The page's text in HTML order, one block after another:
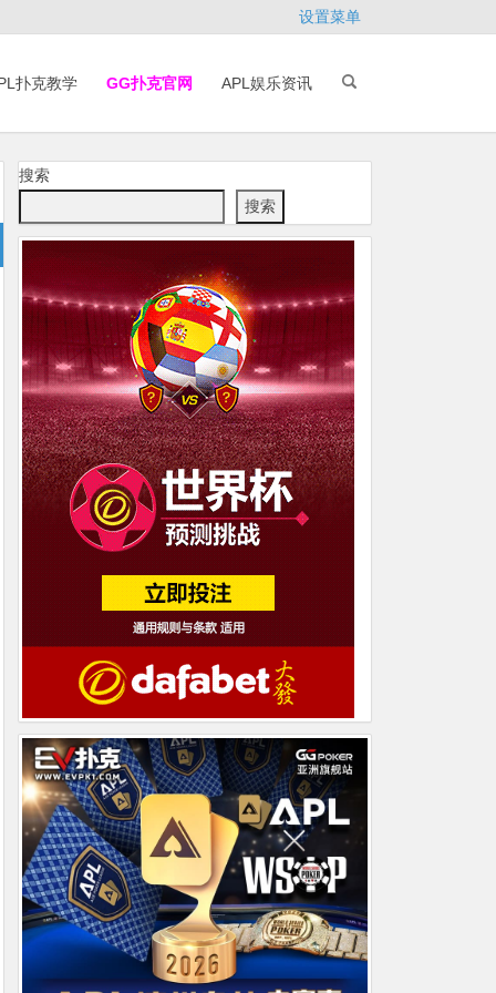
设置菜单
扑克教学 GG扑克官网 APL娱乐资讯
搜索
搜索